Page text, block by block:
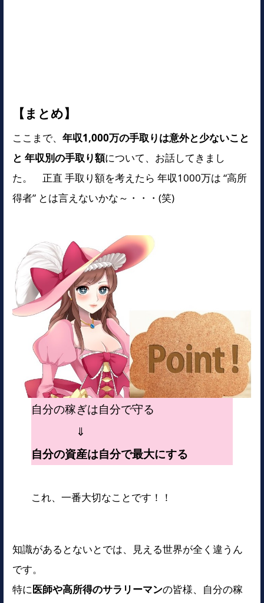
【まとめ】
ここまで、 年収1,000万の手取りは意外と少ないこと
と 年収別の手取り額について、お話してきまし
た。 正直 手取り額を考えたら 年収1000万は “高所
得者” とは言えないかな～・・・(笑)
自分の稼ぎは自分で守る
⇓
自分の資産は自分で最大にする
これ、一番大切なことです！！
知識があるとないとでは、見える世界が全く違うん
です。
特に医師や高所得のサラリーマンの皆様、自分の稼